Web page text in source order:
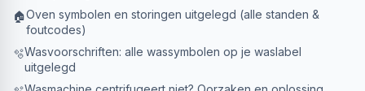
🏠Oven symbolen en storingen uitgelegd (alle standen &
foutcodes)
🫧Wasvoorschriften: alle wassymbolen op je waslabel
uitgelegd